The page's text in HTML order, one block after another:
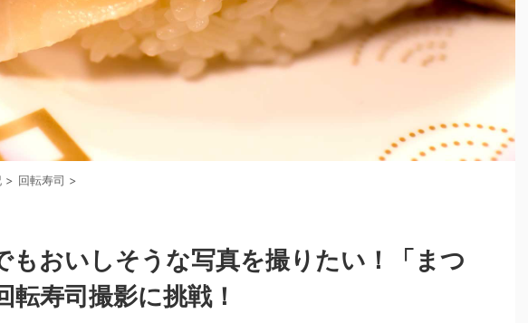
> 回転寿司 >
もおいしそうな写真を撮りたい！「まつ
転寿司撮影に挑戦！